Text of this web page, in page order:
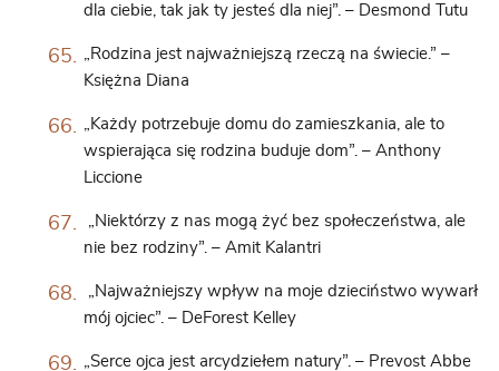
dla ciebie, tak jak ty jesteś dla niej”. – Desmond Tutu
„Rodzina jest najważniejszą rzeczą na świecie.” –
Księżna Diana
„Każdy potrzebuje domu do zamieszkania, ale to
wspierająca się rodzina buduje dom”. – Anthony
Liccione
„Niektórzy z nas mogą żyć bez społeczeństwa, ale
nie bez rodziny”. – Amit Kalantri
„Najważniejszy wpływ na moje dzieciństwo wywarł
mój ojciec”. – DeForest Kelley
„Serce ojca jest arcydziełem natury”. – Prevost Abbe